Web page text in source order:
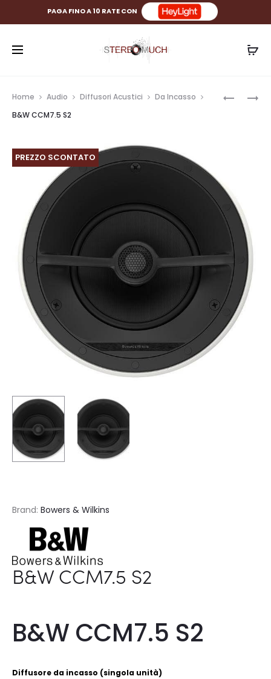
PAGA FINO A 10 RATE CON
Home Audio Diffusori Acustici
Da Incasso
B&W CCM7.5 S2
PREZZO SCONTATO
Brand: Bowers & Wilkins
B&W CCM7.5 S2
B&W CCM7.5 S2
Diffusore da incasso (singola unità)